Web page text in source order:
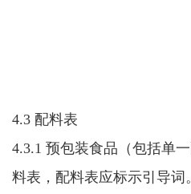
4.3 配料表
4.3.1 预包装食品 （包括单
料表， 配料表应标示引导词。